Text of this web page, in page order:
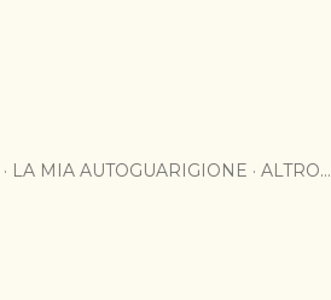
LA MIA AUTOGUARIGIONE ALTRO…